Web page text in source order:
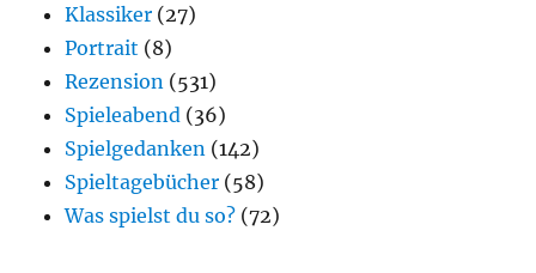
Klassiker (27)
Portrait (8)
Rezension (531)
Spieleabend (36)
Spielgedanken (142)
Spieltagebücher (58)
Was spielst du so? (72)